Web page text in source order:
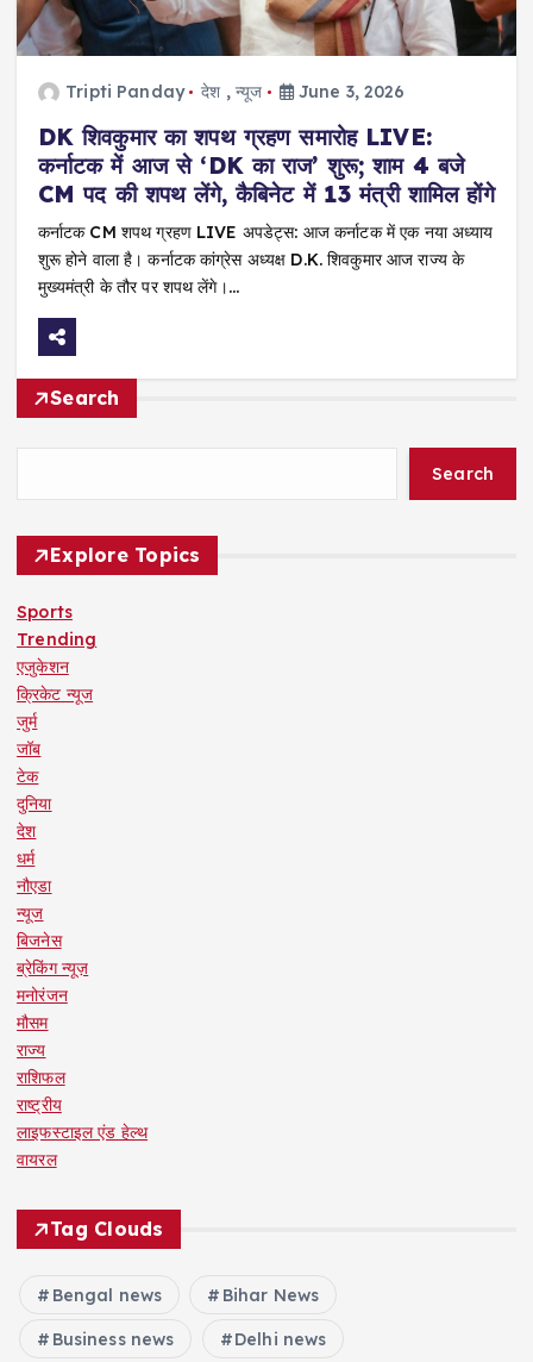
Tripti Panday देश , न्यूज June 3, 2026
DK शिवकुमार का शपथ ग्रहण समारोह LIVE:
कर्नाटक में आज से ‘DK का राज’ शुरू; शाम 4 बजे
CM पद की शपथ लेंगे, कैबिनेट में 13 मंत्री शामिल होंगे
कर्नाटक CM शपथ ग्रहण LIVE अपडेट्स: आज कर्नाटक में एक नया अध्याय
शुरू होने वाला है। कर्नाटक कांग्रेस अध्यक्ष D.K. शिवकुमार आज राज्य के
मुख्यमंत्री के तौर पर शपथ लेंगे।…
Search
Search
Explore Topics
Sports
Trending
एजुकेशन
क्रिकेट न्यूज
जुर्म
जॉब
टेक
दुनिया
देश
धर्म
नौएडा
न्यूज
बिजनेस
ब्रेकिंग न्यूज़
मनोरंजन
मौसम
राज्य
राशिफल
राष्ट्रीय
लाइफस्टाइल एंड हेल्थ
वायरल
Tag Clouds
Bengal news Bihar News
Business news Delhi news